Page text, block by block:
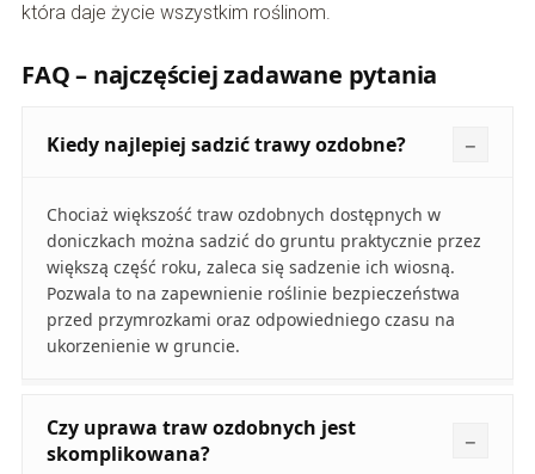
która daje życie wszystkim roślinom.
FAQ – najczęściej zadawane pytania
Kiedy najlepiej sadzić trawy ozdobne?
Chociaż większość traw ozdobnych dostępnych w
doniczkach można sadzić do gruntu praktycznie przez
większą część roku, zaleca się sadzenie ich wiosną.
Pozwala to na zapewnienie roślinie bezpieczeństwa
przed przymrozkami oraz odpowiedniego czasu na
ukorzenienie w gruncie.
Czy uprawa traw ozdobnych jest
skomplikowana?